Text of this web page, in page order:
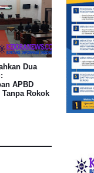
Dua
APBD
Tanpa Rokok